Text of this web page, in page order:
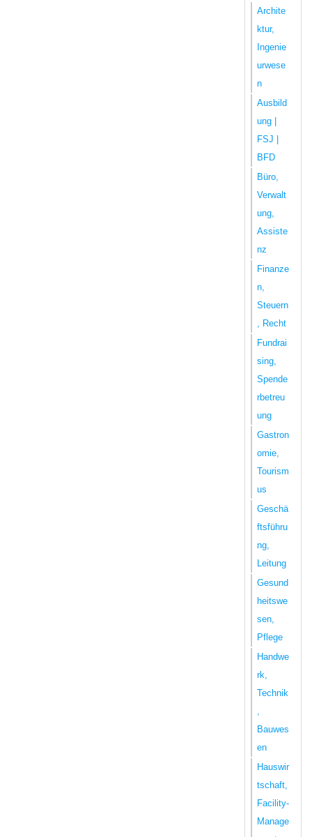
Archite
ktur,
Ingenie
urwese
n
Ausbild
ung |
FSJ |
BFD
Büro,
Verwalt
ung,
Assiste
nz
Finanze
n,
Steuern
, Recht
Fundrai
sing,
Spende
rbetreu
ung
Gastron
omie,
Tourism
us
Geschä
ftsführu
ng,
Leitung
Gesund
heitswe
sen,
Pflege
Handwe
rk,
Technik
,
Bauwes
en
Hauswir
tschaft,
Facility-
Manage